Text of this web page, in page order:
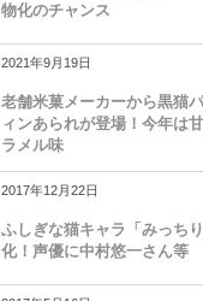
物化のチャンス
2021年9月19日
老舗米菓メーカーから黒猫
ィンあられが登場！今年は
ラメル味
2017年12月22日
ふしぎな猫キャラ「みっち
化！声優に中村悠一さん等